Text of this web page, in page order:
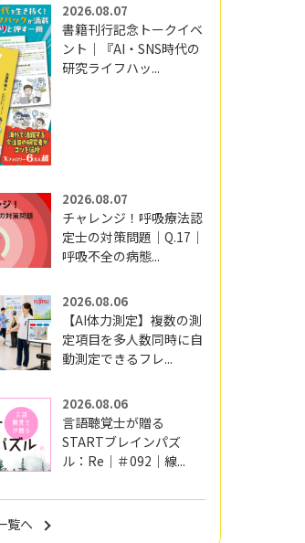
2026.08.07
書籍刊行記念トークイベ
ント｜『AI・SNS時代の
研究ライフハッ...
2026.08.07
チャレンジ！呼吸療法認
定士の対策問題｜Q.17｜
呼吸不全の病態...
2026.08.06
【AI体力測定】複数の測
定項目を多人数同時に自
動測定できるフレ...
2026.08.06
言語聴覚士が贈る
STARTブレインパズ
ル：Re｜＃092｜線...
覧へ